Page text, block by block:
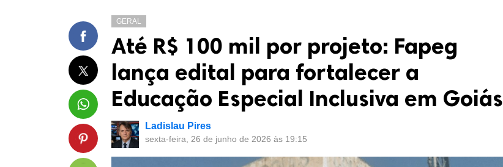
GERAL
Até R$ 100 mil por projeto: Fapeg
lança edital para fortalecer a
Educação Especial Inclusiva em Goiás
Ladislau Pires
sexta-feira, 26 de junho de 2026 às 19:15